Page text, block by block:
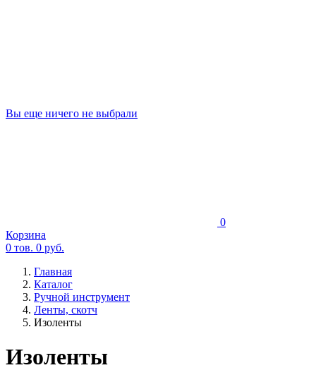
Вы еще ничего не выбрали
0
Корзина
0 тов. 0 руб.
Главная
Каталог
Ручной инструмент
Ленты, скотч
Изоленты
Изоленты